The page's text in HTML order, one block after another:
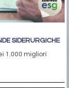
SIDERURGICHE
1.000 migliori